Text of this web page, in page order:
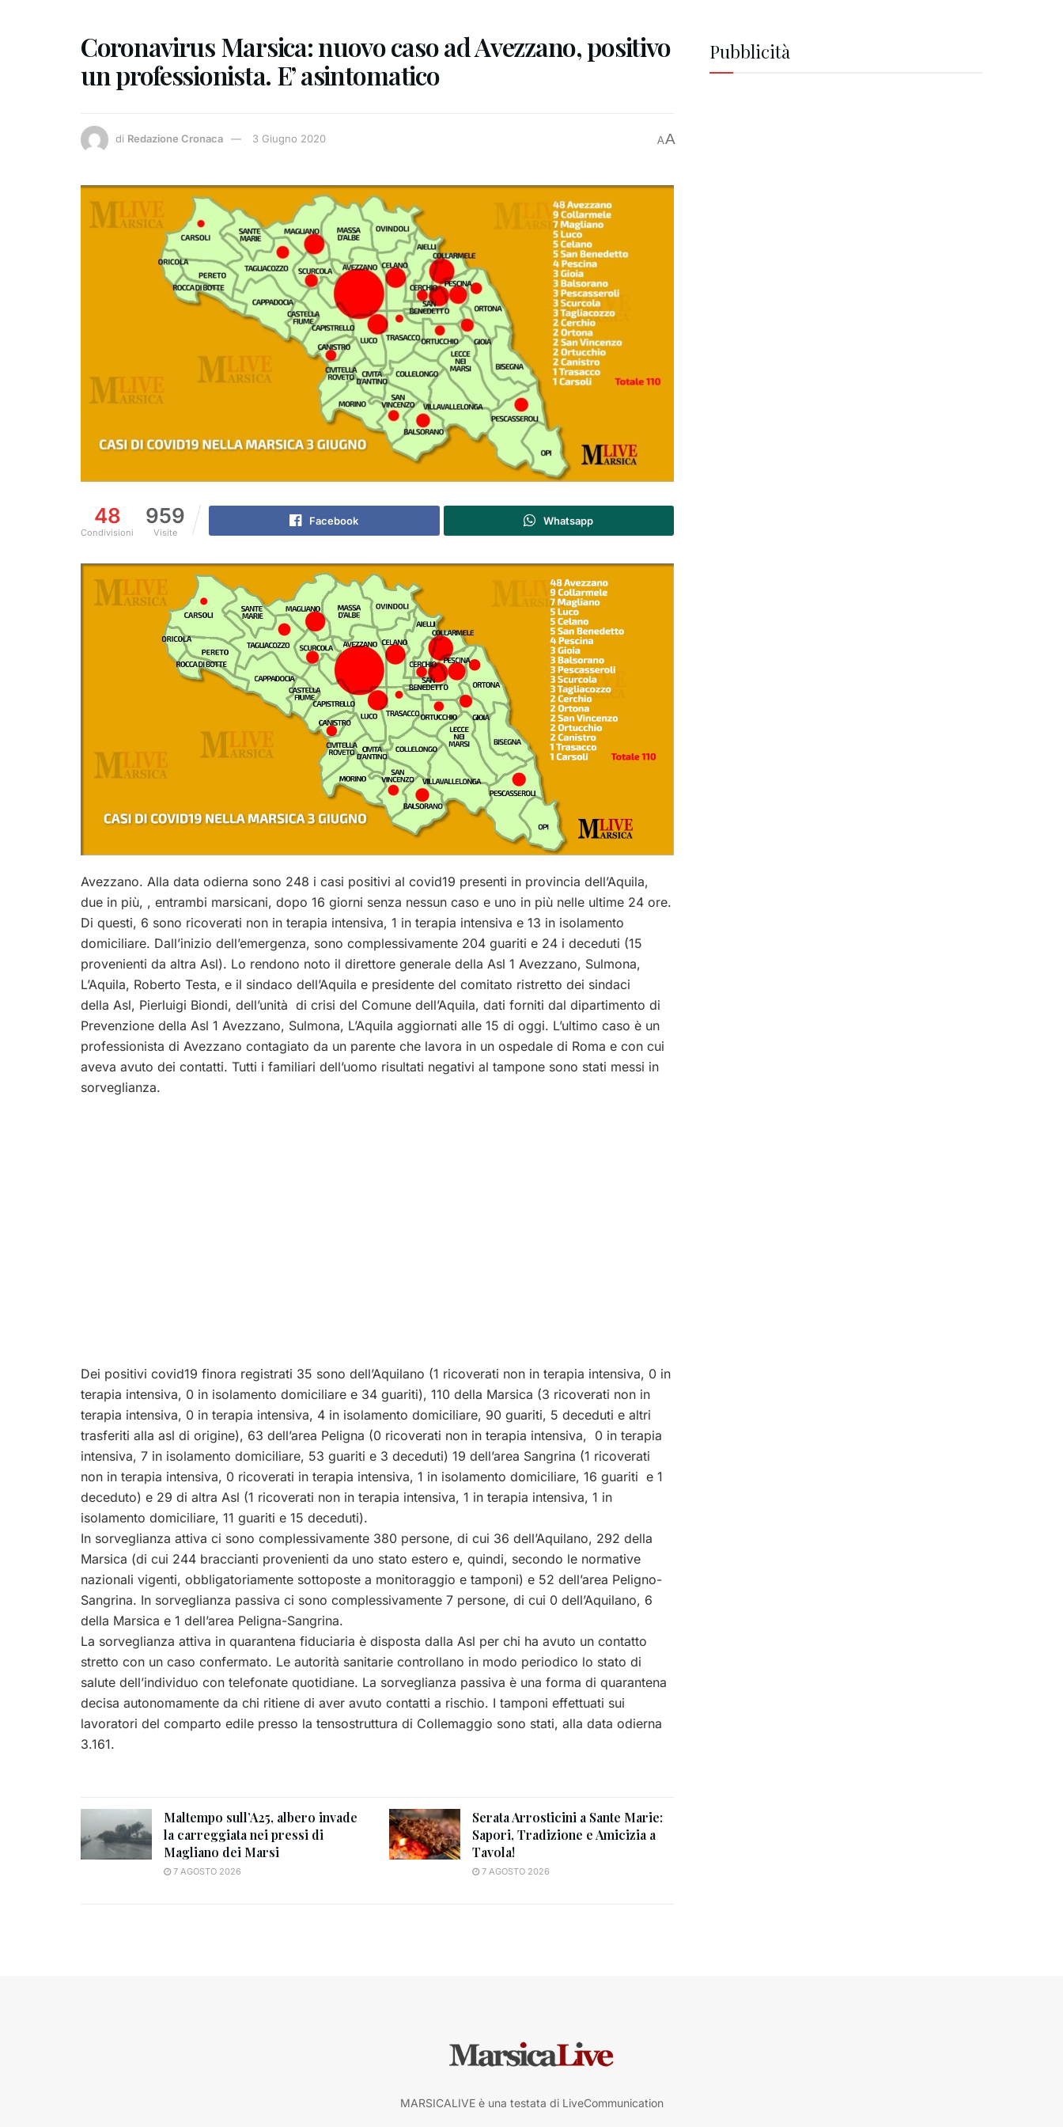
Coronavirus Marsica: nuovo caso ad Avezzano, positivo
un professionista. E’ asintomatico
di Redazione Cronaca 3 Giugno 2020 AA
48
Condivisioni
959
Visite
Facebook Whatsapp
Avezzano. Alla data odierna sono 248 i casi positivi al covid19 presenti in provincia dell’Aquila,
due in più, , entrambi marsicani, dopo 16 giorni senza nessun caso e uno in più nelle ultime 24 ore.
Di questi, 6 sono ricoverati non in terapia intensiva, 1 in terapia intensiva e 13 in isolamento
domiciliare. Dall’inizio dell’emergenza, sono complessivamente 204 guariti e 24 i deceduti (15
provenienti da altra Asl). Lo rendono noto il direttore generale della Asl 1 Avezzano, Sulmona,
L’Aquila, Roberto Testa, e il sindaco dell’Aquila e presidente del comitato ristretto dei sindaci
della Asl, Pierluigi Biondi, dell’unità di crisi del Comune dell’Aquila, dati forniti dal dipartimento di
Prevenzione della Asl 1 Avezzano, Sulmona, L’Aquila aggiornati ‪alle 15 di oggi. L’ultimo caso è un
professionista di Avezzano contagiato da un parente che lavora in un ospedale di Roma e con cui
aveva avuto dei contatti. Tutti i familiari dell’uomo risultati negativi al tampone sono stati messi in
sorveglianza.
Dei positivi covid19 finora registrati 35 sono dell’Aquilano (1 ricoverati non in terapia intensiva, 0 in
terapia intensiva, 0 in isolamento domiciliare e 34 guariti), 110 della Marsica (3 ricoverati non in
terapia intensiva, 0 in terapia intensiva, 4 in isolamento domiciliare, 90 guariti, 5 deceduti e altri
trasferiti alla asl di origine), 63 dell’area Peligna (0 ricoverati non in terapia intensiva, 0 in terapia
intensiva, 7 in isolamento domiciliare, 53 guariti e 3 deceduti) 19 dell’area Sangrina (1 ricoverati
non in terapia intensiva, 0 ricoverati in terapia intensiva, 1 in isolamento domiciliare, 16 guariti e 1
deceduto) e 29 di altra Asl (1 ricoverati non in terapia intensiva, 1 in terapia intensiva, 1 in
isolamento domiciliare, 11 guariti e 15 deceduti).
In sorveglianza attiva ci sono complessivamente 380 persone, di cui 36 dell’Aquilano, 292 della
Marsica (di cui 244 braccianti provenienti da uno stato estero e, quindi, secondo le normative
nazionali vigenti, obbligatoriamente sottoposte a monitoraggio e tamponi) e 52 dell’area Peligno-
Sangrina. In sorveglianza passiva ci sono complessivamente 7 persone, di cui 0 dell’Aquilano, 6
della Marsica e 1 dell’area Peligna-Sangrina.
La sorveglianza attiva in quarantena fiduciaria è disposta dalla Asl per chi ha avuto un contatto
stretto con un caso confermato. Le autorità sanitarie controllano in modo periodico lo stato di
salute dell’individuo con telefonate quotidiane. La sorveglianza passiva è una forma di quarantena
decisa autonomamente da chi ritiene di aver avuto contatti a rischio. I tamponi effettuati sui
lavoratori del comparto edile presso la tensostruttura di Collemaggio sono stati, alla data odierna
3.161.
Maltempo sull’A25, albero invade
la carreggiata nei pressi di
Magliano dei Marsi
7 AGOSTO 2026
Serata Arrosticini a Sante Marie:
Sapori, Tradizione e Amicizia a
Tavola!
7 AGOSTO 2026
Pubblicità
MARSICALIVE è una testata di LiveCommunication